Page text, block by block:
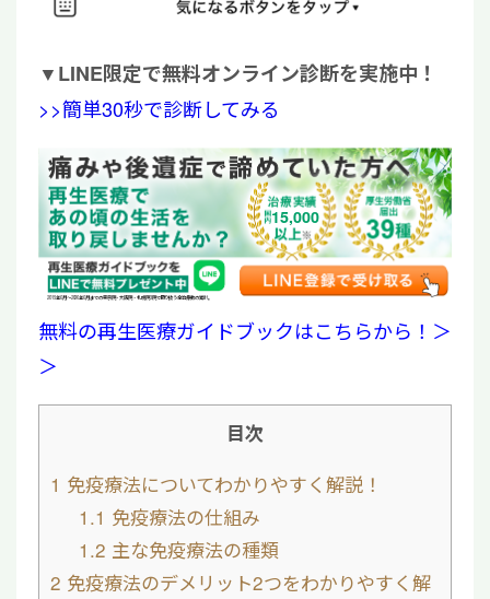
▼LINE限定で無料オンライン診断を実施中！
>>簡単30秒で診断してみる
15,000
2019年6月〜2026年6月までの東京院・大阪院・札幌院3院で取り扱う全治療数の累計。
無料の再生医療ガイドブックはこちらから！＞
＞
目次
1 免疫療法についてわかりやすく解説！
1.1 免疫療法の仕組み
1.2 主な免疫療法の種類
2 免疫療法のデメリット2つをわかりやすく解